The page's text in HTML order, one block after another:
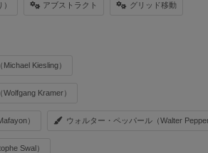
アブストラクト グリッド移動
Kiesling）
Kramer）
） ウォルター・ペッパール（Walter
Swal）